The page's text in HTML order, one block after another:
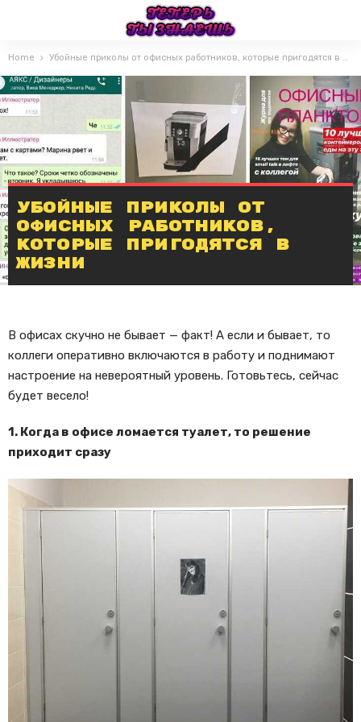
Home Убойные приколы от офисных работников, которые пригодятся в жизни
Убойные приколы от
офисных работников,
которые пригодятся в
жизни
В офисах скучно не бывает — факт! А если и бывает, то
коллеги оперативно включаются в работу и поднимают
настроение на невероятный уровень. Готовьтесь, сейчас
будет весело!
1. Когда в офисе ломается туалет, то решение
приходит сразу